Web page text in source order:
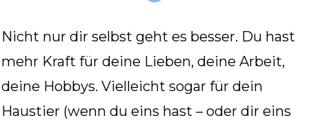
Nicht nur dir selbst geht es besser. Du hast
mehr Kraft für deine Lieben, deine Arbeit,
deine Hobbys. Vielleicht sogar für dein
Haustier (wenn du eins hast – oder dir eins